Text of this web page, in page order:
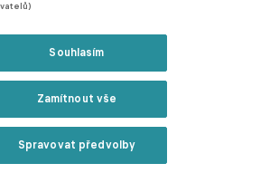
Souhlasím
Zamítnout vše
Spravovat předvolby